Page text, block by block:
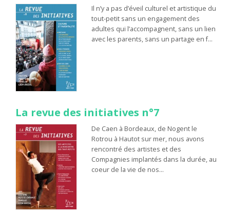
Il n’y a pas d’éveil culturel et artistique du
tout-petit sans un engagement des
adultes qui l’accompagnent, sans un lien
avec les parents, sans un partage en f…
La revue des initiatives n°7
De Caen à Bordeaux, de Nogent le
Rotrou à Hautot sur mer, nous avons
rencontré des artistes et des
Compagnies implantés dans la durée, au
coeur de la vie de nos…